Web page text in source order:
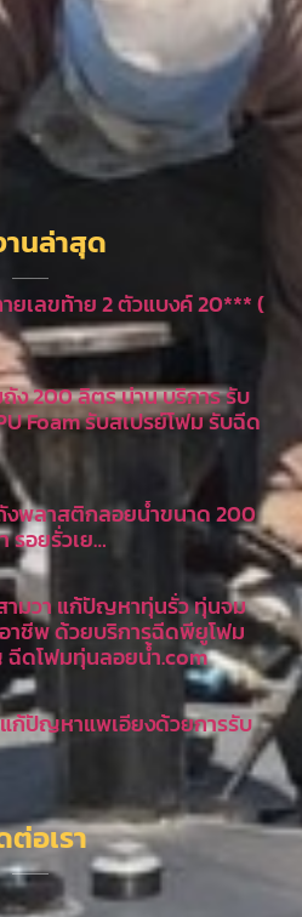
นล่าสุด
ยเลขท้าย 2 ตัวแบงค์ 20*** (
200 ลิตร น่าน บริการ รับ
Foam รับสเปรย์โฟม รับฉีด
พลาสติกลอยน้ำขนาด 200
รอยรั่วเย…
มวา แก้ปัญหาทุ่นรั่ว ทุ่นจม
าชีพ ด้วยบริการฉีดพียูโฟม
ดโฟมทุ่นลอยน้ำ.com
ก้ปัญหาแพเอียงด้วยการรับ
อเรา